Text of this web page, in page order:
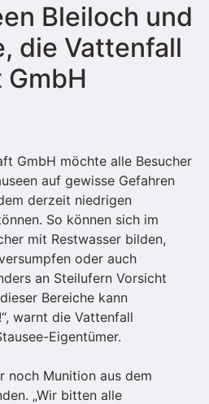
Bleiloch und
die Vattenfall
GmbH möchte alle Besucher
auf gewisse Gefahren
derzeit niedrigen
So können sich im
mit Restwasser bilden,
oder auch
an Steilufern Vorsicht
Bereiche kann
warnt die Vattenfall
Eigentümer.
noch Munition aus dem
„Wir bitten alle